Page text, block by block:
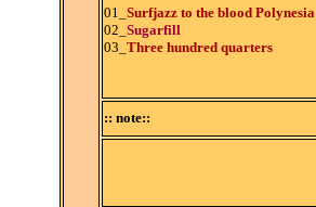
01_ Surfjazz to the blood Polynesia
02_ Sugarfill
03_ Three hundred quarters
:: note::